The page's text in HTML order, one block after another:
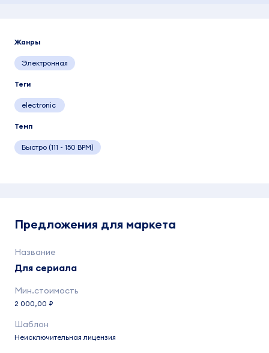
Жанры
Электронная
Теги
electronic
Темп
Быстро (111 - 150 BPM)
Предложения для маркета
Для сериала
2 000,00 ₽
Неисключительная лицензия